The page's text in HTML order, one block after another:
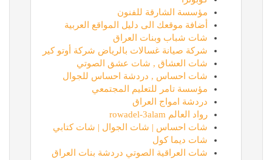
مؤسسة الشارقة للفنون
أضافة موقعك الى دليل المواقع العربية
شات شباب وبنات العراق
شركة صيانة غسالات بالرياض شركة أوتو كير
شات العشاق , شات عشق الصوتي
شات احساس , دردشة احساس للجوال
مؤسسة تامر للتعليم المجتمعي
دردشة امواج العراق
رواد العالم rowadel-3alam
شات احساس | شات الجوال | شات كتابي
شات ديما كول
شات العراقية الصوتي دردشة بنات العراق